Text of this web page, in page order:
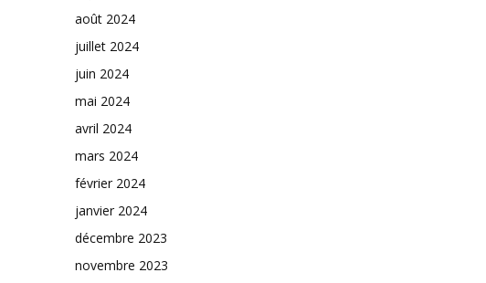
août 2024
juillet 2024
juin 2024
mai 2024
avril 2024
mars 2024
février 2024
janvier 2024
décembre 2023
novembre 2023